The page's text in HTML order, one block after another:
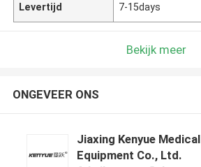
Levertijd 7-15days
Bekijk meer
ONGEVEER ONS
Jiaxing Kenyue Medical
Equipment Co., Ltd.